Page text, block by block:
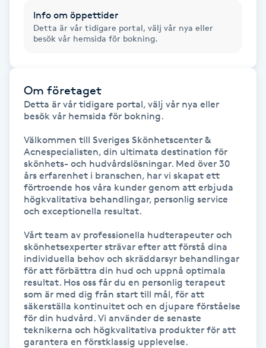
Gelenaglar
Gellack med förstärkning
Gravidmassage
Gravidyoga
Gruppträning
Hatha Yoga
Headspa
Healing
Info om öppettider
Detta är vår tidigare portal, välj vår nya eller
besök vår hemsida för bokning.
Om företaget
Detta är vår tidigare portal, välj vår nya eller
besök vår hemsida för bokning.
Välkommen till Sveriges Skönhetscenter &
Acnespecialisten, din ultimata destination för
skönhets- och hudvårdslösningar. Med över 30
års erfarenhet i branschen, har vi skapat ett
förtroende hos våra kunder genom att erbjuda
högkvalitativa behandlingar, personlig service
och exceptionella resultat.
Vårt team av professionella hudterapeuter och
skönhetsexperter strävar efter att förstå dina
individuella behov och skräddarsyr behandlingar
för att förbättra din hud och uppnå optimala
resultat. Hos oss får du en personlig terapeut
som är med dig från start till mål, för att
säkerställa kontinuitet och en djupare förståelse
för din hudvård. Vi använder de senaste
teknikerna och högkvalitativa produkter för att
garantera en förstklassig upplevelse.